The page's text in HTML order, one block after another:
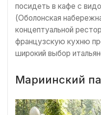
посидеть в кафе с
(Оболонская
концептуальной
французскую кухню
широкий выбор
Мариинский